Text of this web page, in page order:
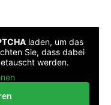
laden, um das
Sie, dass dabei
werden.